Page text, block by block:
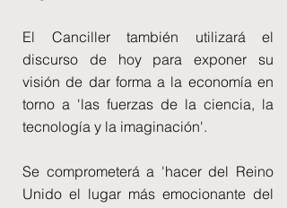
El Canciller también utilizará el
discurso de hoy para exponer su
visión de dar forma a la economía en
torno a 'las fuerzas de la ciencia, la
tecnología y la imaginación'.
Se comprometerá a 'hacer del Reino
Unido el lugar más emocionante del